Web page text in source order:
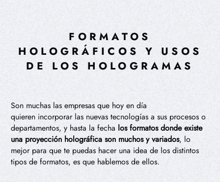
FORMATOS
HOLOGRÁFICOS Y USOS
DE LOS HOLOGRAMAS
Son muchas las empresas que hoy en día
quieren incorporar las nuevas tecnologías a sus procesos o
departamentos, y hasta la fecha los formatos donde existe
una proyección holográfica son muchos y variados, lo
mejor para que te puedas hacer una idea de los distintos
tipos de formatos, es que hablemos de ellos.